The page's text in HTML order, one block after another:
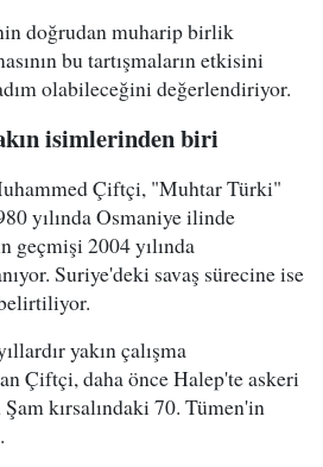
doğrudan muharip birlik
bu tartışmaların etkisini
olabileceğini değerlendiriyor.
isimlerinden biri
Çiftçi, "Muhtar Türki"
yılında Osmaniye ilinde
geçmişi 2004 yılında
Suriye'deki savaş sürecine ise
belirtiliyor.
yakın çalışma
Çiftçi, daha önce Halep'te askeri
kırsalındaki 70. Tümen'in